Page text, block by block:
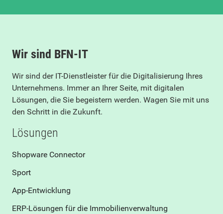
Wir sind BFN-IT
Wir sind der IT-Dienstleister für die Digitalisierung Ihres
Unternehmens. Immer an Ihrer Seite, mit digitalen
Lösungen, die Sie begeistern werden. Wagen Sie mit uns
den Schritt in die Zukunft.
Lösungen
Shopware Connector
Sport
App-Entwicklung
ERP-Lösungen für die Immobilienverwaltung